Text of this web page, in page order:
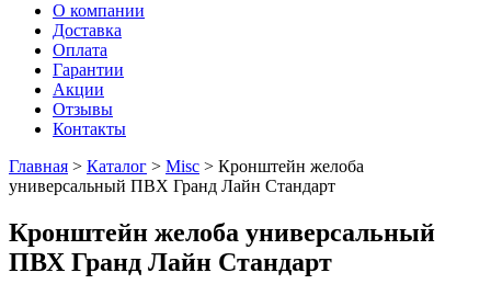
О компании
Доставка
Оплата
Гарантии
Акции
Отзывы
Контакты
Главная > Каталог > Misc > Кронштейн желоба
универсальный ПВХ Гранд Лайн Стандарт
Кронштейн желоба универсальный
ПВХ Гранд Лайн Стандарт